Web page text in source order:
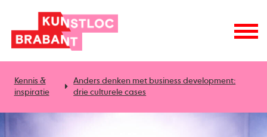
Kennis &
inspiratie
Anders denken met business development:
drie culturele cases